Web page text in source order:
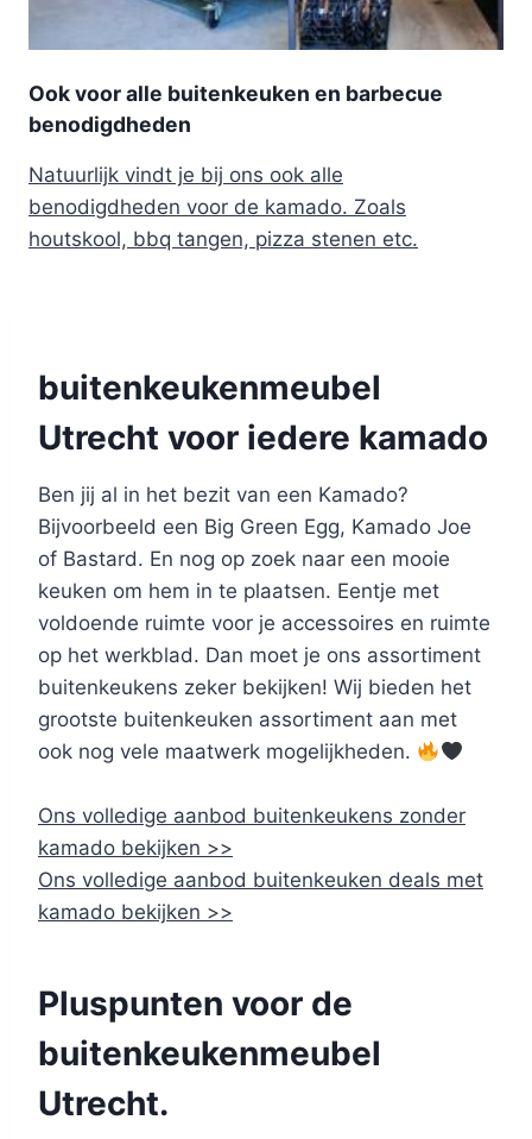
Ook voor alle buitenkeuken en barbecue
benodigdheden
Natuurlijk vindt je bij ons ook alle
benodigdheden voor de kamado. Zoals
houtskool, bbq tangen, pizza stenen etc.
buitenkeukenmeubel
Utrecht voor iedere kamado
Ben jij al in het bezit van een Kamado?
Bijvoorbeeld een Big Green Egg, Kamado Joe
of Bastard. En nog op zoek naar een mooie
keuken om hem in te plaatsen. Eentje met
voldoende ruimte voor je accessoires en ruimte
op het werkblad. Dan moet je ons assortiment
buitenkeukens zeker bekijken! Wij bieden het
grootste buitenkeuken assortiment aan met
ook nog vele maatwerk mogelijkheden.
Ons volledige aanbod buitenkeukens zonder
kamado bekijken >>
Ons volledige aanbod buitenkeuken deals met
kamado bekijken >>
Pluspunten voor de
buitenkeukenmeubel
Utrecht.